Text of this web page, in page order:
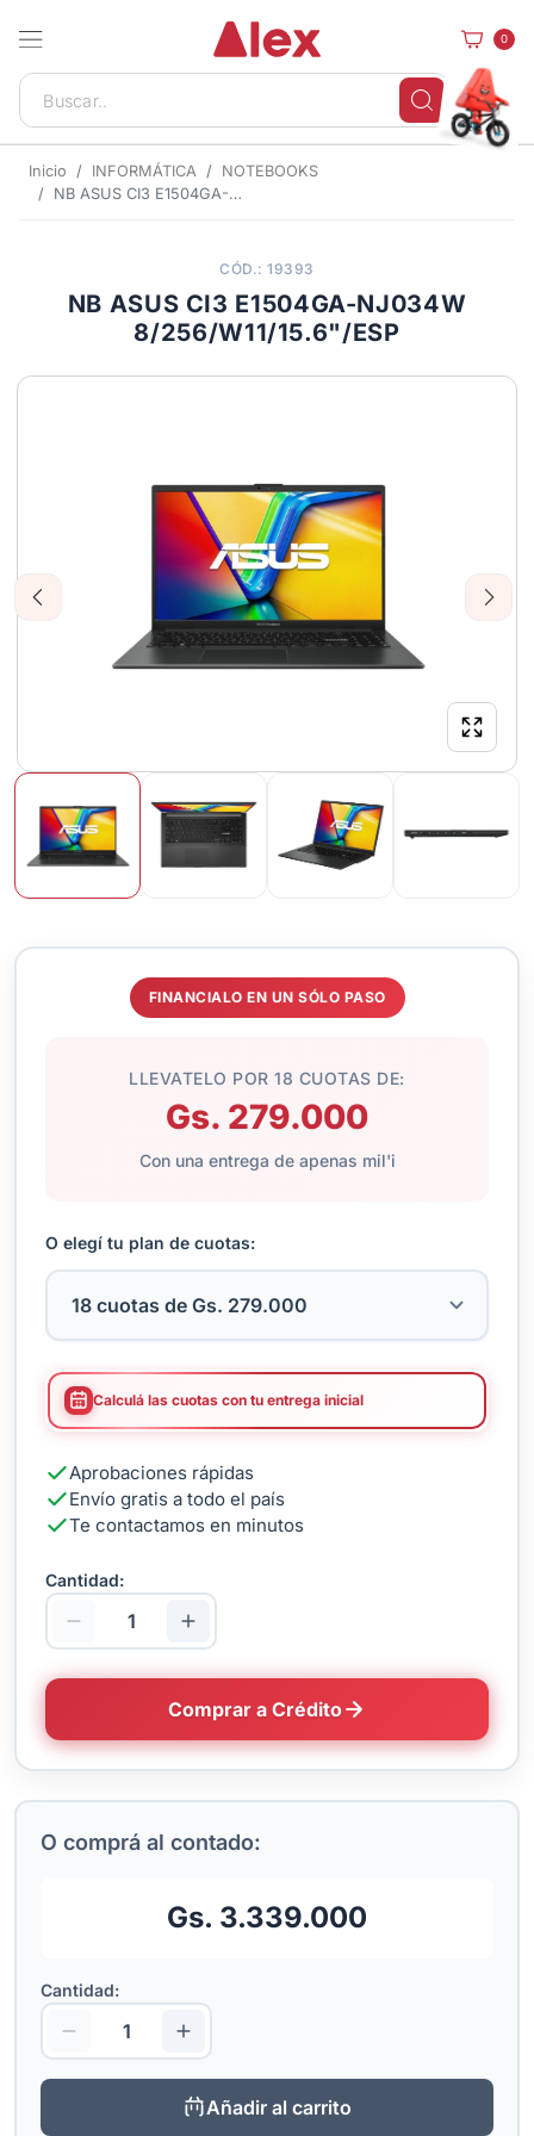
0
Inicio INFORMÁTICA
NOTEBOOKS
NB ASUS CI3 E1504GA-NJ034W 8/256/W11/15.6"/ESP
CÓD.: 19393
NB ASUS CI3 E1504GA-NJ034W
8/256/W11/15.6"/ESP
Previous Next
FINANCIALO EN UN SÓLO PASO
LLEVATELO POR 18 CUOTAS DE:
Gs. 279.000
Con una entrega de apenas mil'i
O elegí tu plan de cuotas:
Calculá las cuotas con tu entrega inicial
Aprobaciones rápidas
Envío gratis a todo el país
Te contactamos en minutos
Cantidad:
Comprar a Crédito
O comprá al contado:
Gs. 3.339.000
Cantidad:
Añadir al carrito